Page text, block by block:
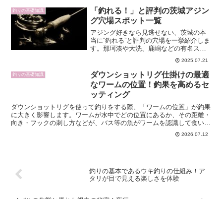
釣りの基礎知識
「釣れる！」と評判の茨城アジン
グ穴場スポット一覧
アジング好きなら見逃せない、茨城の本
当に“釣れる”と評判の穴場を一挙紹介しま
す。那珂湊や大洗、鹿嶋などの有名スポ
ットだけでなく、地元アングラーに親し
まれている意外な場所や、家族連れでも
安心して楽しめるポイントも詳しく解
説。アジングの基本や、...
2025.07.21
釣りの基礎知識
ダウンショットリグ仕掛けの最適
なワームの位置！釣果を高めるセ
ッティング
ダウンショットリグを使って釣りをする際、「ワームの位置」が釣果
に大きく影響します。ワームが水中でどの位置にあるか、その距離・
向き・フックの刺し方などが、バス等の魚がワームを認識して食いつ
くかどうかを左右します。この記事では、仕掛けの構造から...2026.07.12
釣りの基本であるウキ釣りの仕組み！ア
タリが目で見える楽しさを体験